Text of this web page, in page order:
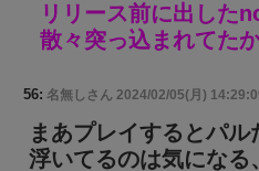
リリース前に出した
散々突っ込まれてた
56: 名無しさん 2024/02/05(月)
まあプレイするとパ
浮いてるのは気になる